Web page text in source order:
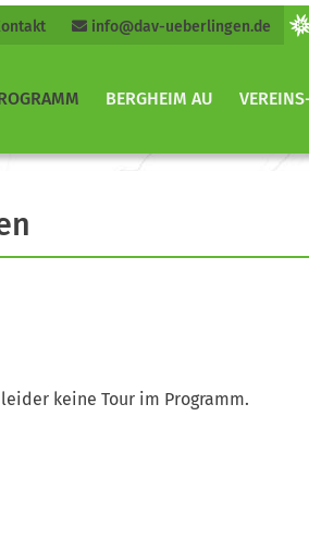
info@dav-ueberlingen.de
BERGHEIM AU
keine Tour im Programm.